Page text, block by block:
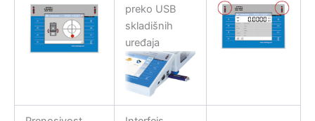
preko USB
skladišnih
uređaja